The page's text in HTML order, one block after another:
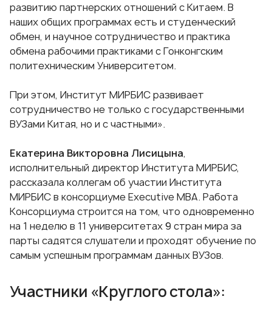
развитию партнерских отношений с Китаем. В
наших общих программах есть и студенческий
обмен, и научное сотрудничество и практика
обмена рабочими практиками с Гонконгским
политехническим Университетом.
При этом, Институт МИРБИС развивает
сотрудничество не только с государственными
ВУЗами Китая, но и с частными».
Екатерина Викторовна Лисицына,
исполнительный директор Института МИРБИС,
рассказала коллегам об участии Института
МИРБИС в консорциумеExecutive MBA. Работа
Консорциума строится на том, что одновременно
на 1 неделю в 11 университетах 9 стран мира за
парты садятся слушатели и проходят обучение по
самым успешным программам данных ВУЗов.
Участники «Круглого стола»: